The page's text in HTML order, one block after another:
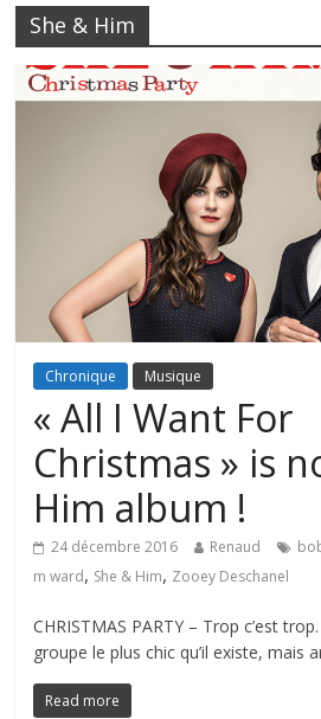
She & Him
Chronique Musique
« All I Want For
Christmas » is
Him album !
24 décembre 2016 Renaud
m ward, She & Him, Zooey Deschanel
CHRISTMAS PARTY – Trop c’est
groupe le plus chic qu’il existe, mais
Read more